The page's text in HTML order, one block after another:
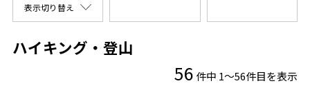
ハイキング・登山
56 件中 1～56件目を表示
表示切り替え